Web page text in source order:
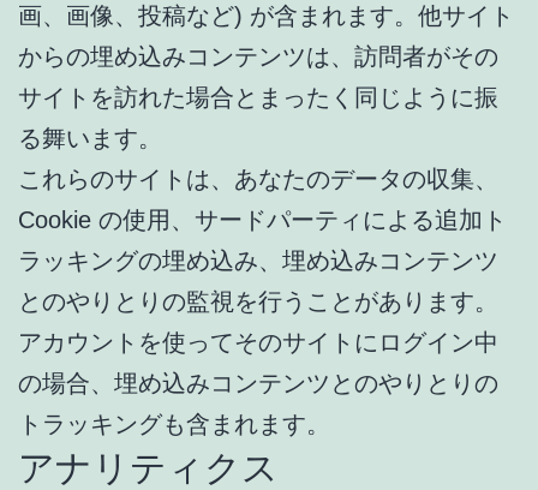
画、画像、投稿など) が含まれます。他サイト
からの埋め込みコンテンツは、訪問者がその
サイトを訪れた場合とまったく同じように振
る舞います。
これらのサイトは、あなたのデータの収集、
Cookie の使用、サードパーティによる追加ト
ラッキングの埋め込み、埋め込みコンテンツ
とのやりとりの監視を行うことがあります。
アカウントを使ってそのサイトにログイン中
の場合、埋め込みコンテンツとのやりとりの
トラッキングも含まれます。
アナリティクス